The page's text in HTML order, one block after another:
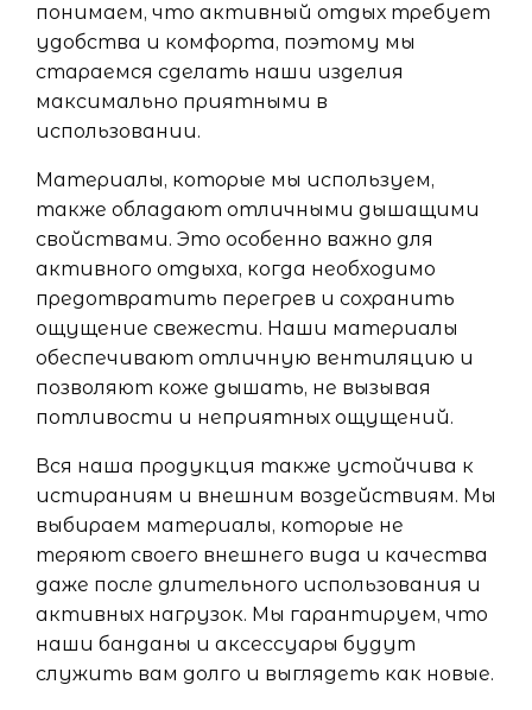
понимаем, что активный отдых требует
удобства и комфорта, поэтому мы
стараемся сделать наши изделия
максимально приятными в
использовании.
Материалы, которые мы используем,
также обладают отличными дышащими
свойствами. Это особенно важно для
активного отдыха, когда необходимо
предотвратить перегрев и сохранить
ощущение свежести. Наши материалы
обеспечивают отличную вентиляцию и
позволяют коже дышать, не вызывая
потливости и неприятных ощущений.
Вся наша продукция также устойчива к
истираниям и внешним воздействиям. Мы
выбираем материалы, которые не
теряют своего внешнего вида и качества
даже после длительного использования и
активных нагрузок. Мы гарантируем, что
наши банданы и аксессуары будут
служить вам долго и выглядеть как новые.